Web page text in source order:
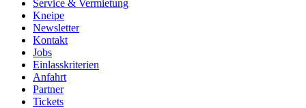
Service & Vermietung
Kneipe
Newsletter
Kontakt
Jobs
Einlasskriterien
Anfahrt
Partner
Tickets